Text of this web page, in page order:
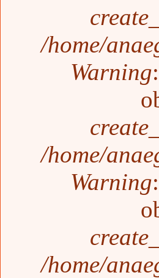
/home/
Warning
/home/
Warning
/home/